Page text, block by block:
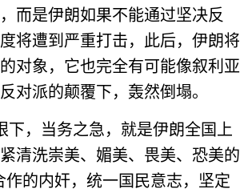
而是伊朗如果不能通过坚决反
将遭到严重打击，此后，伊朗将
对象，它也完全有可能像叙利亚
对派的颠覆下，轰然倒塌。
，当务之急，就是伊朗全国上
清洗崇美、媚美、畏美、恐美的
作的内奸，统一国民意志，坚定